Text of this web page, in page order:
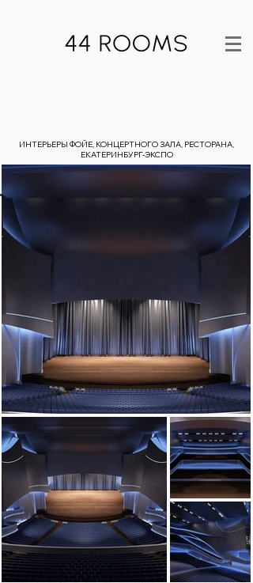
ИНТЕРЬЕРЫ ФОЙЕ, КОНЦЕРТНОГО ЗАЛА, РЕСТОРАНА,
ЕКАТЕРИНБУРГ-ЭКСПО